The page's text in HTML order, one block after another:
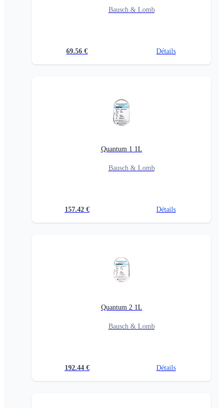
Bausch & Lomb
69.56 € Détails
Quantum 1 1L
Bausch & Lomb
157.42 € Détails
Quantum 2 1L
Bausch & Lomb
192.44 € Détails